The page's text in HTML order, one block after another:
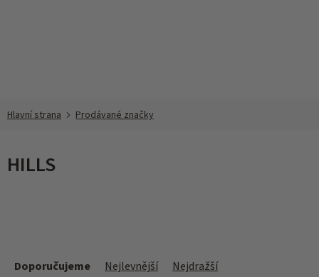
Prodávané značky
HILLS
Doporučujeme Nejlevnější
Nejdražší